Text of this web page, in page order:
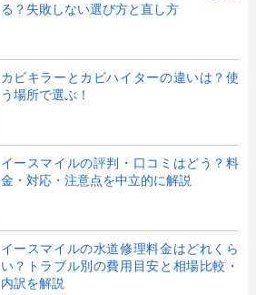
る？失敗しない選び方と直し方
カビキラーとカビハイターの違いは？使
う場所で選ぶ！
イースマイルの評判・口コミはどう？料
金・対応・注意点を中立的に解説
イースマイルの水道修理料金はどれくら
い？トラブル別の費用目安と相場比較・
内訳を解説